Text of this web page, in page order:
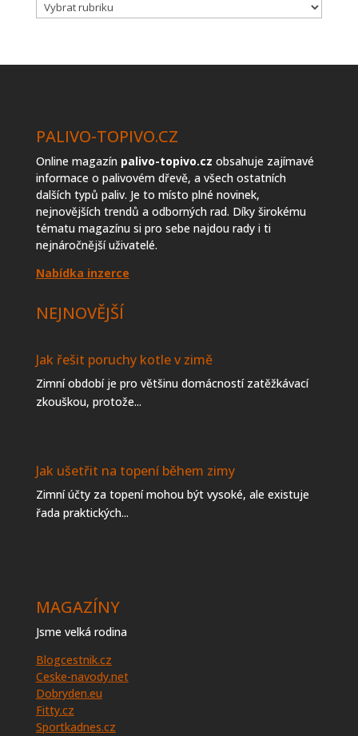
Lakality
prodejců
PALIVO-TOPIVO.CZ
Online magazín palivo-topivo.cz obsahuje zajímavé
informace o palivovém dřevě, a všech ostatních
dalších typů paliv. Je to místo plné novinek,
nejnovějších trendů a odborných rad. Díky širokému
tématu magazínu si pro sebe najdou rady i ti
nejnáročnější uživatelé.
Nabídka inzerce
NEJNOVĚJŠÍ
Jak řešit poruchy kotle v zimě
Zimní období je pro většinu domácností zatěžkávací
zkouškou, protože...
Jak ušetřit na topení během zimy
Zimní účty za topení mohou být vysoké, ale existuje
řada praktických...
MAGAZÍNY
Jsme velká rodina
Blogcestnik.cz
Ceske-navody.net
Dobryden.eu
Fitty.cz
Sportkadnes.cz